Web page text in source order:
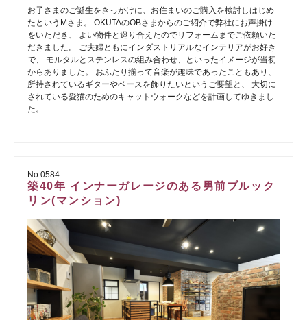
お子さまのご誕生をきっかけに、お住まいのご購入を検討しはじめ
たというMさま。 OKUTAのOBさまからのご紹介で弊社にお声掛け
をいただき、 よい物件と巡り合えたのでリフォームまでご依頼いた
だきました。 ご夫婦ともにインダストリアルなインテリアがお好き
で、 モルタルとステンレスの組み合わせ、といったイメージが当初
からありました。 おふたり揃って音楽が趣味であったこともあり、
所持されているギターやベースを飾りたいというご要望と、 大切に
されている愛猫のためのキャットウォークなどを計画してゆきまし
た。
No.0584
築40年 インナーガレージのある男前ブルック
リン(マンション)